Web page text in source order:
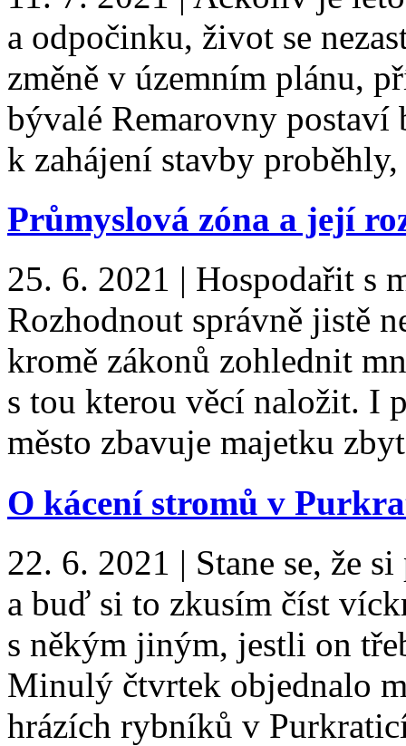
a odpočinku, život se
změně v územním plánu,
bývalé Remarovny
k zahájení stavby
Průmyslová zóna a její
25. 6. 2021 | Hospodařit s
Rozhodnout správně jistě
kromě zákonů zohlednit
s tou kterou věcí naložit. I
město zbavuje majetku
O kácení stromů v
22. 6. 2021 | Stane se, že
a buď si to zkusím číst
s někým jiným, jestli on
Minulý čtvrtek objednalo
hrázích rybníků v